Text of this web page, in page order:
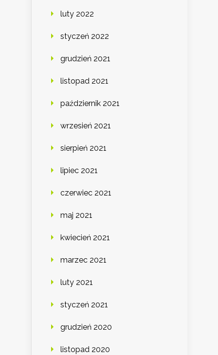
luty 2022
styczeń 2022
grudzień 2021
listopad 2021
październik 2021
wrzesień 2021
sierpień 2021
lipiec 2021
czerwiec 2021
maj 2021
kwiecień 2021
marzec 2021
luty 2021
styczeń 2021
grudzień 2020
listopad 2020